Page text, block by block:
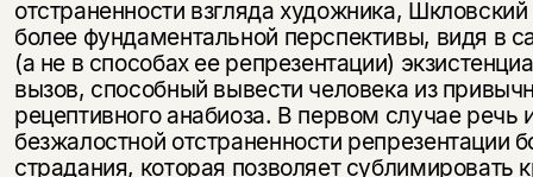
отстраненности взгляда художника, Шклов­ский
более фундаментальной перспективы, видя в
(а не в способах ее репрезентации)
вызов, способный вы­вести человека из
рецептивного анабиоза. В первом случае речь
безжалостной отстраненности репрезентации
страдания, которая позволяет сублимировать